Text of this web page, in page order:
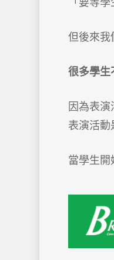
但後來我
很多學生
因為表
表演活動
當學生開